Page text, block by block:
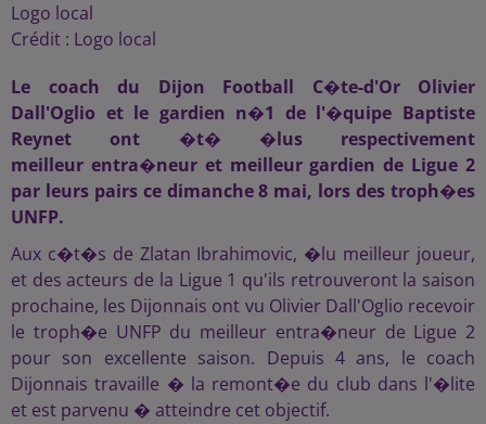
Logo local
Crédit : Logo local
Le coach du Dijon Football C�te-d'Or Olivier
Dall'Oglio et le gardien n�1 de l'�quipe Baptiste
Reynet ont �t� �lus respectivement
meilleur entra�neur et meilleur gardien de Ligue 2
par leurs pairs ce dimanche 8 mai, lors des troph�es
UNFP.
Aux c�t�s de Zlatan Ibrahimovic, �lu meilleur joueur,
et des acteurs de la Ligue 1 qu'ils retrouveront la saison
prochaine, les Dijonnais ont vu Olivier Dall'Oglio recevoir
le troph�e UNFP du meilleur entra�neur de Ligue 2
pour son excellente saison. Depuis 4 ans, le coach
Dijonnais travaille � la remont�e du club dans l'�lite
et est parvenu � atteindre cet objectif.